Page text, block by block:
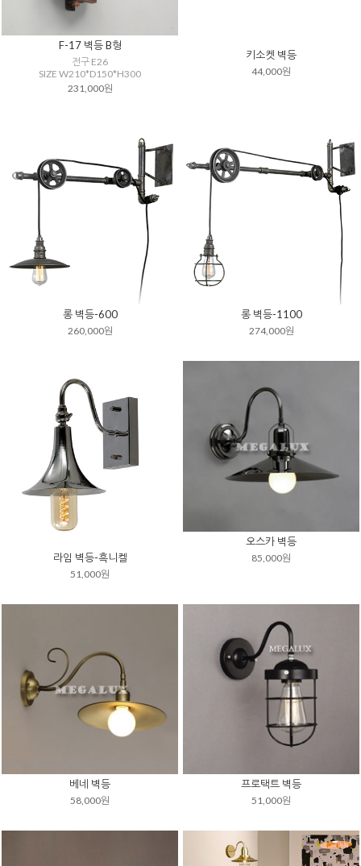
F-17 벽등 B형
전구 E26
SIZE W210*D150*H300
231,000원
키소켓 벽등
44,000원
롱 벽등-600
260,000원
롱 벽등-1100
274,000원
라임 벽등-흑니켈
51,000원
오스카 벽등
85,000원
베네 벽등
58,000원
프로택트 벽등
51,000원